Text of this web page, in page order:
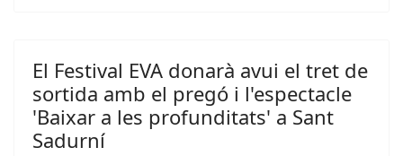
El Festival EVA donarà avui el tret de
sortida amb el pregó i l'espectacle
'Baixar a les profunditats' a Sant
Sadurní